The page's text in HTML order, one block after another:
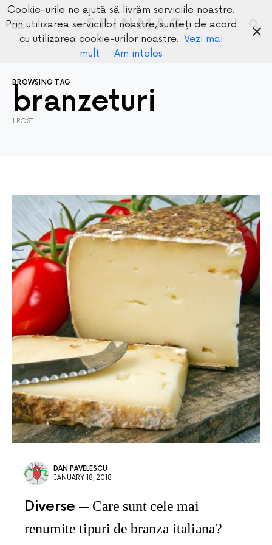
SPINMAG
BROWSING TAG
branzeturi
1 POST
DAN PAVELESCU
JANUARY 18, 2018
Diverse
Care sunt cele mai
renumite tipuri de branza italiana?
Cookie-urile ne ajută să livrăm serviciile noastre.
Prin utilizarea serviciilor noastre, sunteți de acord
cu utilizarea cookie-urilor noastre. Vezi mai
mult
Am inteles